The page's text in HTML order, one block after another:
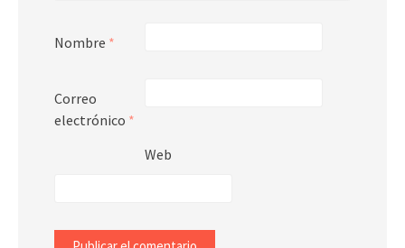
Nombre *
Correo
electrónico *
Web